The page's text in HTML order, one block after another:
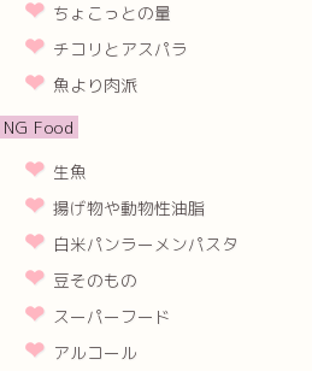
ちょこっとの量
チコリとアスパラ
魚より肉派
NG Food
生魚
揚げ物や動物性油脂
白米パンラーメンパスタ
豆そのもの
スーパーフード
アルコール